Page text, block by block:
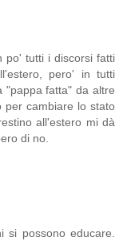
po' tutti i discorsi fatti
pero' in tutti
"pappa fatta" da altre
per cambiare lo stato
all'estero mi dà
di no.
si possono educare.